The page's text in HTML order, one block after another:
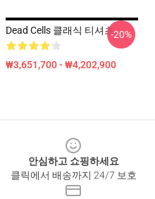
Dead Cells 클래식 티셔츠
₩3,651,700 - ₩4,202,900
-20%
안심하고 쇼핑하세요
클릭에서 배송까지 24/7 보호